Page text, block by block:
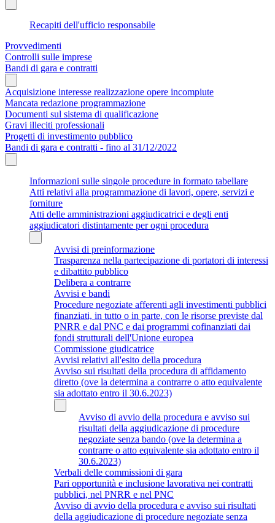
Recapiti dell'ufficio responsabile
Provvedimenti
Controlli sulle imprese
Bandi di gara e contratti
Acquisizione interesse realizzazione opere incompiute
Mancata redazione programmazione
Documenti sul sistema di qualificazione
Gravi illeciti professionali
Progetti di investimento pubblico
Bandi di gara e contratti - fino al 31/12/2022
Informazioni sulle singole procedure in formato tabellare
Atti relativi alla programmazione di lavori, opere, servizi e
forniture
Atti delle amministrazioni aggiudicatrici e degli enti
aggiudicatori distintamente per ogni procedura
Avvisi di preinformazione
Trasparenza nella partecipazione di portatori di interessi
e dibattito pubblico
Delibera a contrarre
Avvisi e bandi
Procedure negoziate afferenti agli investimenti pubblici
finanziati, in tutto o in parte, con le risorse previste dal
PNRR e dal PNC e dai programmi cofinanziati dai
fondi strutturali dell'Unione europea
Commissione giudicatrice
Avvisi relativi all'esito della procedura
Avviso sui risultati della procedura di affidamento
diretto (ove la determina a contrarre o atto equivalente
sia adottato entro il 30.6.2023)
Avviso di avvio della procedura e avviso sui
risultati della aggiudicazione di procedure
negoziate senza bando (ove la determina a
contrarre o atto equivalente sia adottato entro il
30.6.2023)
Verbali delle commissioni di gara
Pari opportunità e inclusione lavorativa nei contratti
pubblici, nel PNRR e nel PNC
Avviso di avvio della procedura e avviso sui risultati
della aggiudicazione di procedure negoziate senza